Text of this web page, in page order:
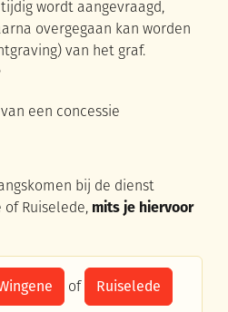
wordt aangevraagd,
overgegaan kan worden
van het graf.
een concessie
bij de dienst
of Ruiselede, mits je hiervoor
of Ruiselede